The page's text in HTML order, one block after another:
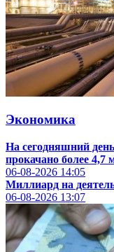
Экономика
На сегодняшний
прокачано более 4,7
06-08-2026 14:05
Миллиард на
06-08-2026 13:07